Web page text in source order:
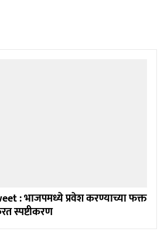
: भाजपमध्ये प्रवेश करण्याच्या फक्त
स्पष्टीकरण